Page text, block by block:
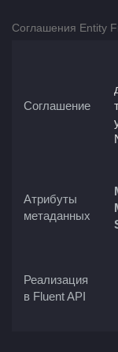
Соглашения Entity
Соглашение
Атрибуты
метаданных
Реализация
в Fluent API